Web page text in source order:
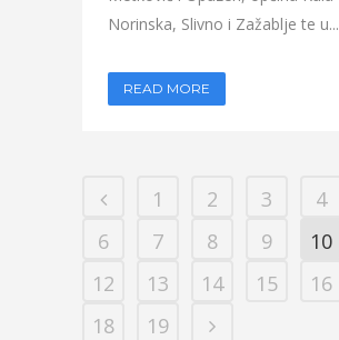
Norinska, Slivno i Zažablje te u...
READ MORE
1 2 3 4
6
7 8 9 10
12
13 14 15 16
18
19